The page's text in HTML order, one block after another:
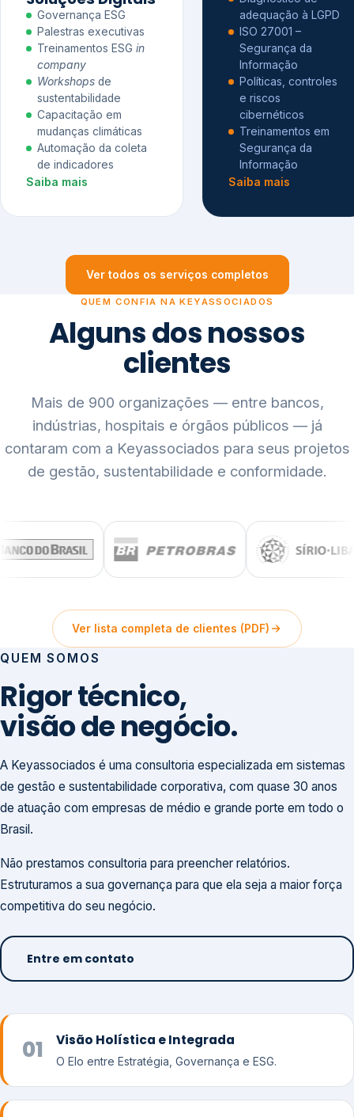
Governança ESG
Palestras executivas
Treinamentos ESG in
company
Workshops de
sustentabilidade
Capacitação em
mudanças climáticas
Automação da coleta
de indicadores
Saiba mais
adequação à LGPD
ISO 27001 –
Segurança da
Informação
Políticas, controles
e riscos
cibernéticos
Treinamentos em
Segurança da
Informação
Saiba mais
Ver todos os serviços completos
QUEM CONFIA NA KEYASSOCIADOS
Alguns dos nossos
clientes
Mais de 900 organizações — entre bancos,
indústrias, hospitais e órgãos públicos — já
contaram com a Keyassociados para seus projetos
de gestão, sustentabilidade e conformidade.
Ver lista completa de clientes (PDF)
QUEM SOMOS
Rigor técnico,
visão de negócio.
A Keyassociados é uma consultoria especializada em sistemas
de gestão e sustentabilidade corporativa, com quase 30 anos
de atuação com empresas de médio e grande porte em todo o
Brasil.
Não prestamos consultoria para preencher relatórios.
Estruturamos a sua governança para que ela seja a maior força
competitiva do seu negócio.
Entre em contato
01 Visão Holística e Integrada
O Elo entre Estratégia, Governança e ESG.